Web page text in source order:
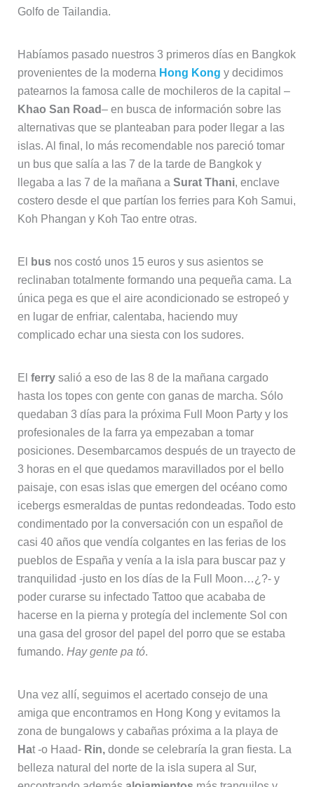
Golfo de Tailandia.
Habíamos pasado nuestros 3 primeros días en Bangkok
provenientes de la moderna Hong Kong y decidimos
patearnos la famosa calle de mochileros de la capital –
Khao San Road– en busca de información sobre las
alternativas que se planteaban para poder llegar a las
islas. Al final, lo más recomendable nos pareció tomar
un bus que salía a las 7 de la tarde de Bangkok y
llegaba a las 7 de la mañana a Surat Thani, enclave
costero desde el que partían los ferries para Koh Samui,
Koh Phangan y Koh Tao entre otras.
El busnos costó unos 15 euros y sus asientos se
reclinaban totalmente formando una pequeña cama. La
única pega es que el aire acondicionado se estropeó y
en lugar de enfriar, calentaba, haciendo muy
complicado echar una siesta con los sudores.
El ferrysalió a eso de las 8 de la mañana cargado
hasta los topes con gente con ganas de marcha. Sólo
quedaban 3 días para la próxima Full Moon Party y los
profesionales de la farra ya empezaban a tomar
posiciones. Desembarcamos después de un trayecto de
3 horas en el que quedamos maravillados por el bello
paisaje, con esas islas que emergen del océano como
icebergs esmeraldas de puntas redondeadas. Todo esto
condimentado por la conversación con un español de
casi 40 años que vendía colgantes en las ferias de los
pueblos de España y venía a la isla para buscar paz y
tranquilidad -justo en los días de la Full Moon…¿?- y
poder curarse su infectado Tattoo que acababa de
hacerse en la pierna y protegía del inclemente Sol con
una gasa del grosor del papel del porro que se estaba
fumando. Hay gente pa tó.
Una vez allí, seguimos el acertado consejo de una
amiga que encontramos en Hong Kong y evitamos la
zona de bungalows y cabañas próxima a la playa de
Hat -o Haad- Rin,donde se celebraría la gran fiesta. La
belleza natural del norte de la isla supera al Sur,